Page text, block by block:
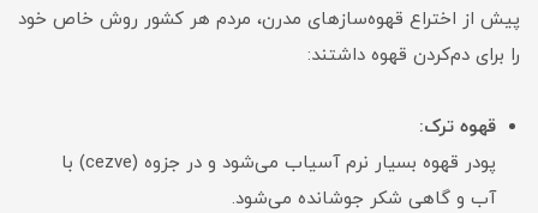
پیش از اختراع قهوه‌سازهای مدرن، مردم هر کشور روش خاص خود
را برای دم‌کردن قهوه داشتند:
قهوه ترک:
پودر قهوه بسیار نرم آسیاب می‌شود و در جزوه (cezve) با
آب و گاهی شکر جوشانده می‌شود.